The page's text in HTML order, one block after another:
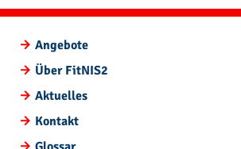
Angebote
Über FitNIS2
Aktuelles
Kontakt